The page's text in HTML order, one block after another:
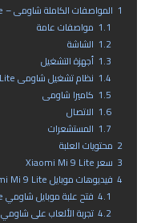
1 المواصفات الكاملة شاومى – Xiaomi Mi 9 Lite
1.1 مواصفات عامة
1.2 الشاشة
1.3 أجهزة التشغيل
1.4 نظام تشغيل شاومى Mi 9 Lite
1.5 كاميرا شاومى
1.6 الاتصال
1.7 المستشعرات
2 محتويات العلبة
3 سعر Xiaomi Mi 9 Lite
4 فيديوهات موبايل Xiaomi Mi 9 Lite
4.1 فتح علبة موبايل شاومي Mi 9 Lite
4.2 تجربة الألعاب على شاومي Mi 9 Lite